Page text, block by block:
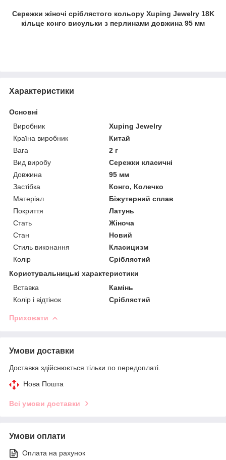
Сережки жіночі сріблястого кольору Xuping Jewelry 18K
кільце конго висульки з перлинами довжина 95 мм
Характеристики
Основні
Виробник
Xuping Jewelry
Країна виробник
Китай
Вага
2 г
Вид виробу
Сережки класичні
Довжина
95 мм
Застібка
Конго, Колечко
Матеріал
Біжутерний сплав
Покриття
Латунь
Стать
Жіноча
Стан
Новий
Стиль виконання
Класицизм
Колір
Сріблястий
Користувальницькі характеристики
Вставка
Камінь
Колір і відтінок
Сріблястий
Приховати
Умови доставки
Доставка здійснюється тільки по передоплаті.
Нова Пошта
Всі умови доставки
Умови оплати
Оплата на рахунок